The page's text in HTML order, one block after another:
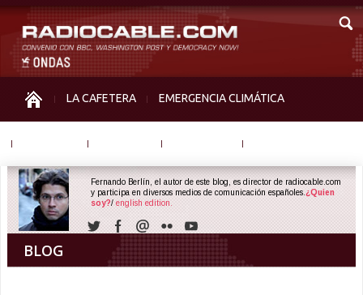
LA CAFETERA EMERGENCIA CLIMÁTICA
BLOG
Fernando Berlín, el autor de este blog, es director de radiocable.com
y participa en diversos medios de comunicación españoles. ¿Quien
soy?/ english edition.